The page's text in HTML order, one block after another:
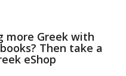
more Greek with
Then take a
eShop